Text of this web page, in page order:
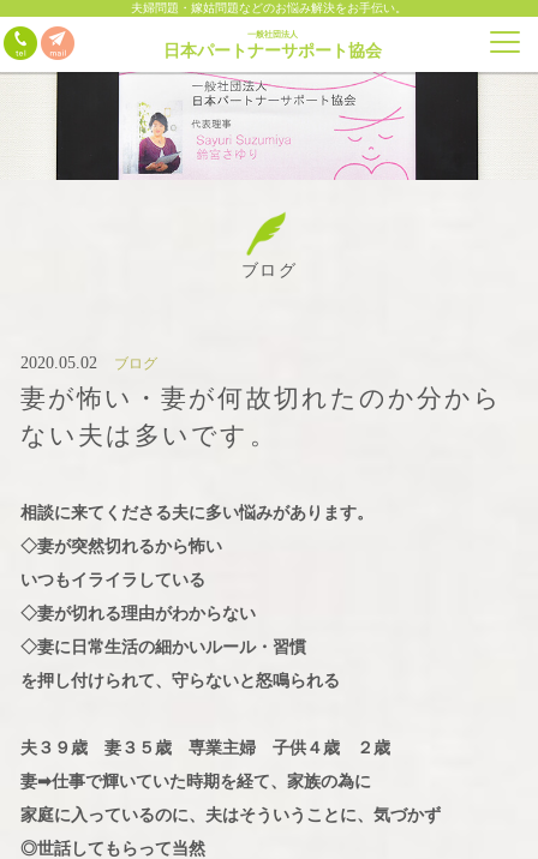
夫婦問題・嫁姑問題などのお悩み解決をお手伝い。
一般社団法人
日本パートナーサポート協会
ブログ
2020.05.02 ブログ
妻が怖い・妻が何故切れたのか分から
ない夫は多いです。
相談に来てくださる夫に多い悩みがあります。
◇妻が突然切れるから怖い
いつもイライラしている
◇妻が切れる理由がわからない
◇妻に日常生活の細かいルール・習慣
を押し付けられて、守らないと怒鳴られる
夫３９歳 妻３５歳 専業主婦 子供４歳 ２歳
妻➡仕事で輝いていた時期を経て、家族の為に
家庭に入っているのに、夫はそういうことに、気づかず
◎世話してもらって当然